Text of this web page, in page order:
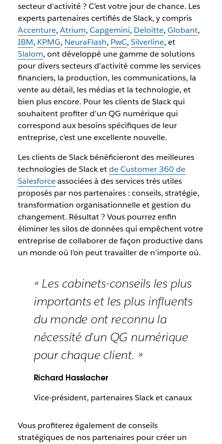
secteur d’activité ? C’est votre jour de chance. Les
experts partenaires certifiés de Slack, y compris
Accenture, Atrium, Capgemini, Deloitte, Globant,
IBM, KPMG, NeuraFlash, PwC, Silverline, et
Slalom, ont développé une gamme de solutions
pour divers secteurs d’activité comme les services
financiers, la production, les communications, la
vente au détail, les médias et la technologie, et
bien plus encore. Pour les clients de Slack qui
souhaitent profiter d’un QG numérique qui
correspond aux besoins spécifiques de leur
entreprise, c’est une excellente nouvelle.
Les clients de Slack bénéficieront des meilleures
technologies de Slack etde Customer 360 de
Salesforceassociées à des services très utiles
proposés par nos partenaires : conseils, stratégie,
transformation organisationnelle et gestion du
changement. Résultat ? Vous pourrez enfin
éliminer les silos de données qui empêchent votre
entreprise de collaborer de façon productive dans
un monde où l’on peut travailler de n’importe où.
« Les cabinets-conseils les plus
importants et les plus influents
du monde ont reconnu la
nécessité d’un QG numérique
pour chaque client. »
Richard Hasslacher
Vice-président, partenaires Slack et canaux
Vous profiterez également de conseils
stratégiques de nos partenaires pour créer un